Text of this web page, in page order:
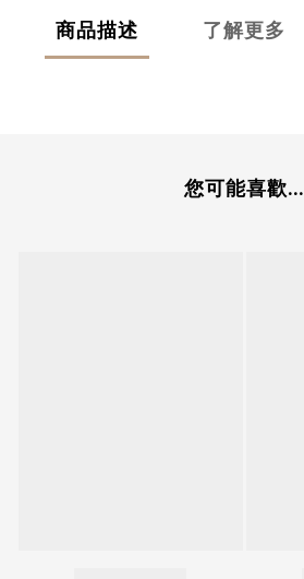
商品描述 了解更多
您可能喜歡...